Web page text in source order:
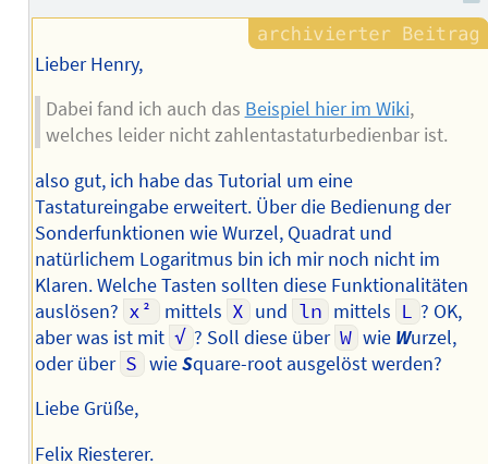
Lieber Henry,
Dabei fand ich auch das Beispiel hier im Wiki,
welches leider nicht zahlentastaturbedienbar ist.
also gut, ich habe das Tutorial um eine
Tastatureingabe erweitert. Über die Bedienung der
Sonderfunktionen wie Wurzel, Quadrat und
natürlichem Logaritmus bin ich mir noch nicht im
Klaren. Welche Tasten sollten diese Funktionalitäten
auslösen? x² mittels X und ln mittels L ? OK,
aber was ist mit √ ? Soll diese über W wie Wurzel,
oder über S wieSquare-root ausgelöst werden?
Liebe Grüße,
Felix Riesterer.